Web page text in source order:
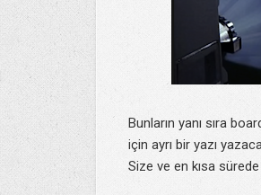
Bunların yanı sıra
için ayrı bir yazı
Size ve en kısa